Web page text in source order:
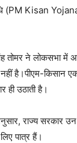
(PM Kisan
तोमर ने लोकसभा में
है।पीएम-किसान
उठाती है।
राज्य सरकार उन
पात्र हैं।